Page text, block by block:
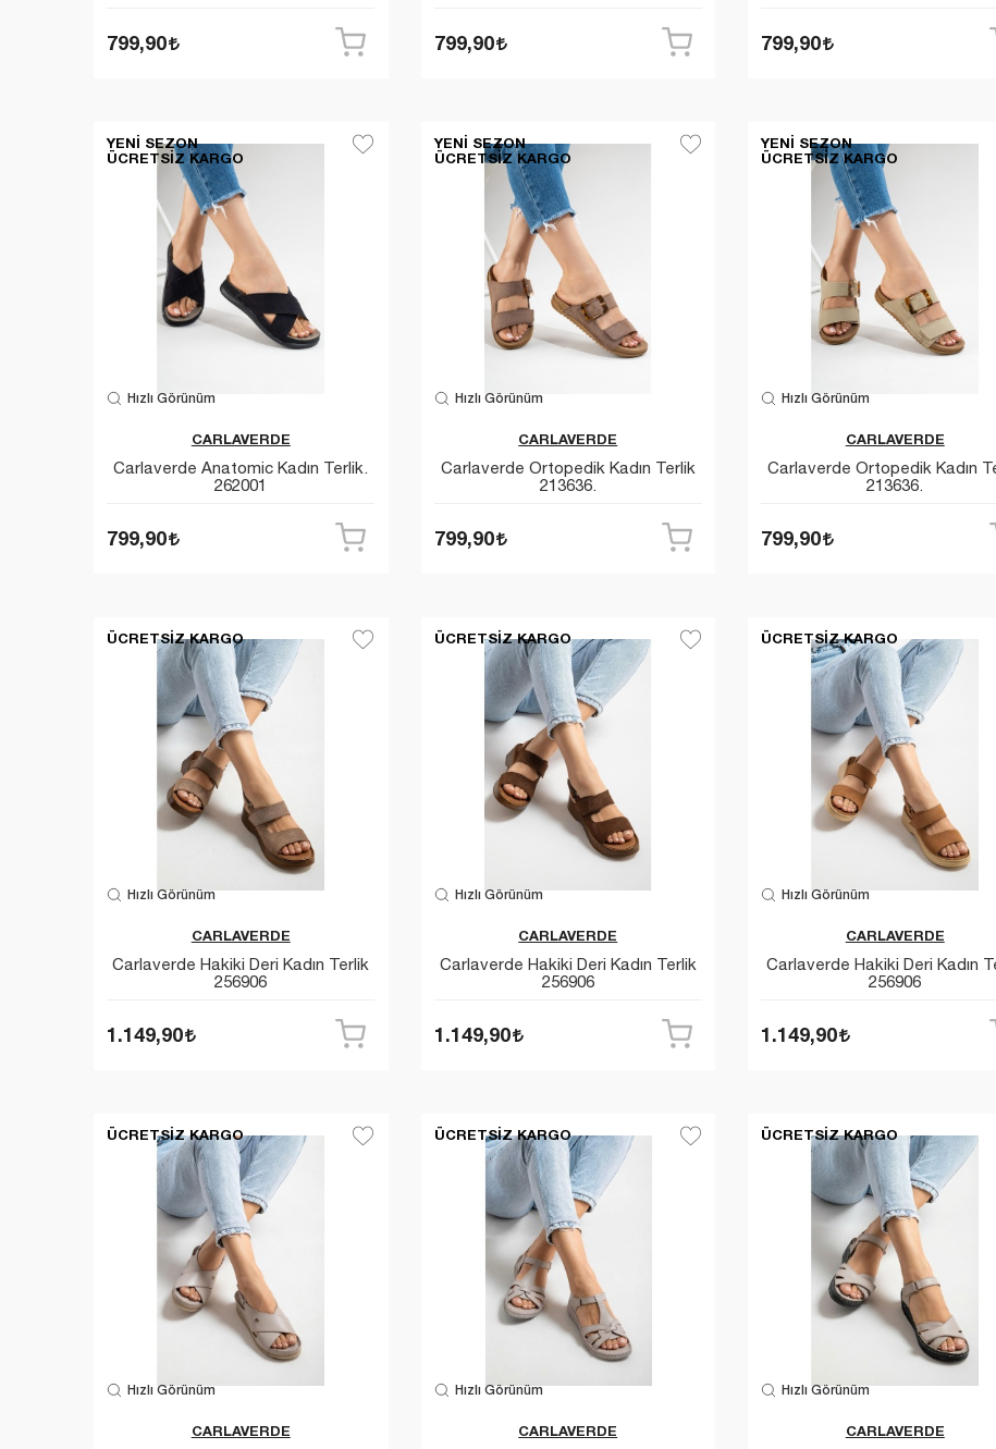
799,90 799,90 799,90
YENI SEZON
ÜCRETSIZ KARGO
Hızlı Görünüm
CARLAVERDE
Carlaverde Anatomic Kadın Terlik.
262001
799,90
YENI SEZON
ÜCRETSIZ KARGO
Hızlı Görünüm
CARLAVERDE
Carlaverde Ortopedik Kadın Terlik
213636.
799,90
YENI SEZON
ÜCRETSIZ KARGO
Hızlı Görünüm
CARLAVERDE
Carlaverde Ortopedik Kadın
213636.
799,90
ÜCRETSIZ KARGO
Hızlı Görünüm
CARLAVERDE
Carlaverde Hakiki Deri Kadın Terlik
256906
1.149,90
ÜCRETSIZ KARGO
Hızlı Görünüm
CARLAVERDE
Carlaverde Hakiki Deri Kadın Terlik
256906
1.149,90
ÜCRETSIZ KARGO
Hızlı Görünüm
CARLAVERDE
Carlaverde Hakiki Deri Kadın
256906
1.149,90
ÜCRETSIZ KARGO
Hızlı Görünüm
CARLAVERDE
ÜCRETSIZ KARGO
Hızlı Görünüm
CARLAVERDE
ÜCRETSIZ KARGO
Hızlı Görünüm
CARLAVERDE